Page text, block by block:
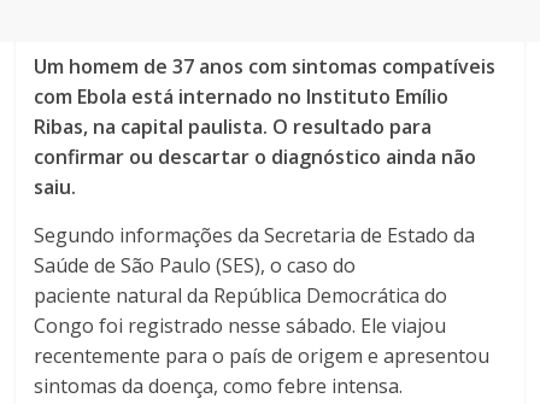
Um homem de 37 anos com sintomas compatíveis
com Ebola está internado no Instituto Emílio
Ribas, na capital paulista. O resultado para
confirmar ou descartar o diagnóstico ainda não
saiu.
Segundo informações da Secretaria de Estado da
Saúde de São Paulo (SES), o caso do
paciente natural da República Democrática do
Congo foi registrado nesse sábado. Ele viajou
recentemente para o país de origem e apresentou
sintomas da doença, como febre intensa.